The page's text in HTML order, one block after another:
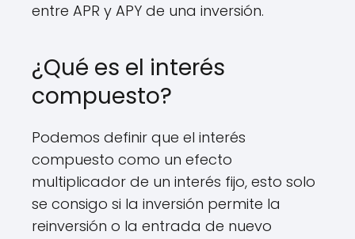
entre APR y APY de una inversión.
¿Qué es el interés
compuesto?
Podemos definir que el interés
compuesto como un efecto
multiplicador de un interés fijo, esto solo
se consigo si la inversión permite la
reinversión o la entrada de nuevo